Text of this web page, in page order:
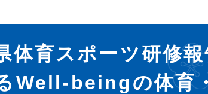
体育スポーツ研修
Well-beingの体育